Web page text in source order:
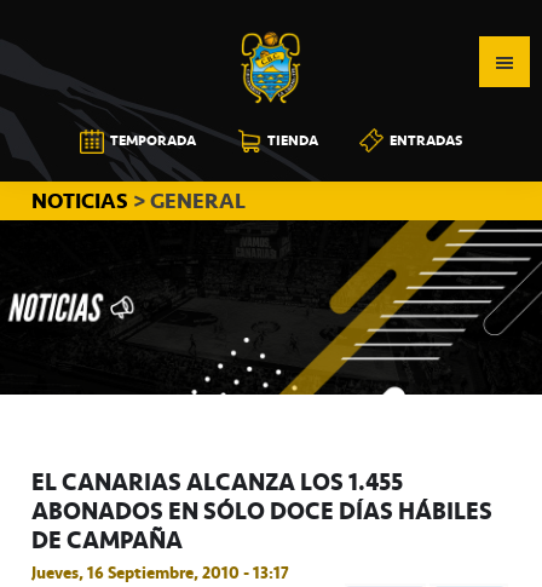
a
la
navegación
principal
al
contenido
principal
a
la
barra
lateral
principal
CB
CANARIAS
TEMPORADA TIENDA ENTRADAS
NOTICIAS > GENERAL
EL CANARIAS ALCANZA LOS 1.455
ABONADOS EN SÓLO DOCE DÍAS HÁBILES
DE CAMPAÑA
Jueves, 16 Septiembre, 2010 - 13:17